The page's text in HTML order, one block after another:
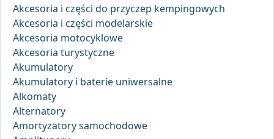
Akcesoria i części do przyczep kempingowych
Akcesoria i części modelarskie
Akcesoria motocyklowe
Akcesoria turystyczne
Akumulatory
Akumulatory i baterie uniwersalne
Alkomaty
Alternatory
Amortyzatory samochodowe